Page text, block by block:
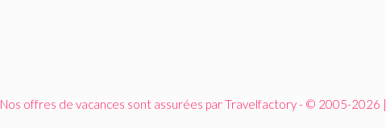
Nos offres de vacances sont assurées par Travelfactory - © 2005-2026 |